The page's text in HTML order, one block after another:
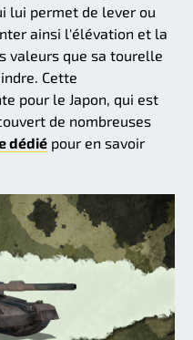
lui permet de lever ou
ainsi l'élévation et la
valeurs que sa tourelle
Cette
pour le Japon, qui est
de nombreuses
dédié pour en savoir